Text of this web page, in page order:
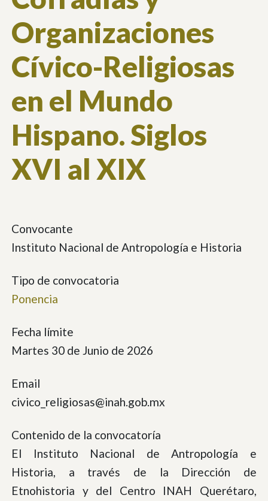
Organizaciones
Cívico-Religiosas
en el Mundo
Hispano. Siglos
XVI al XIX
Convocante
Instituto Nacional de Antropología e Historia
Tipo de convocatoria
Ponencia
Fecha límite
Martes 30 de Junio de 2026
Email
civico_religiosas@inah.gob.mx
Contenido de la convocatoría
El Instituto Nacional de Antropología e
Historia, a través de la Dirección de
Etnohistoria y del Centro INAH Querétaro,